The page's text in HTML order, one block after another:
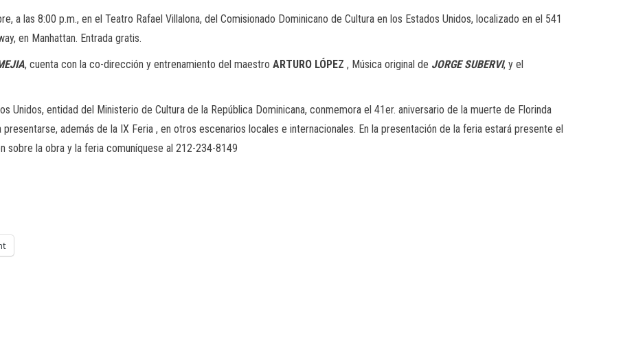
a las 8:00 p.m., en el Teatro Rafael Villalona, del Comisionado Dominicano de Cultura en los Estados Unidos, localizado en el 541
en Manhattan. Entrada gratis.
, cuenta con la co-dirección y entrenamiento del maestro ARTURO LÓPEZ , Música original de JORGE SUBERVI, y el
Unidos, entidad del Ministerio de Cultura de la República Dominicana, conmemora el 41er. aniversario de la muerte de Florinda
además de la IX Feria , en otros escenarios locales e internacionales. En la presentación de la feria estará presente el
sobre la obra y la feria comuníquese al 212-234-8149